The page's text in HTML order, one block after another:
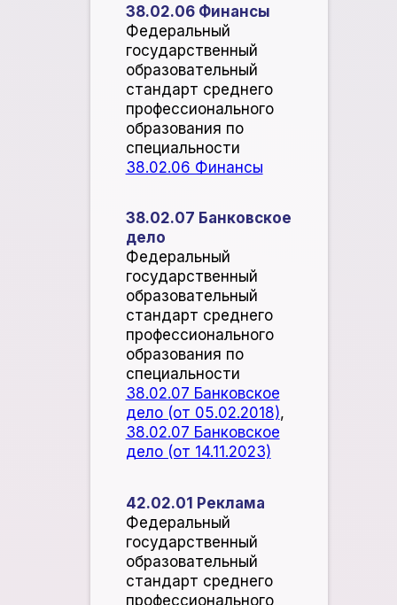
38.02.06 Финансы
Федеральный
государственный
образовательный
стандарт среднего
профессионального
образования по
специальности
38.02.06 Финансы
38.02.07 Банковское
дело
Федеральный
государственный
образовательный
стандарт среднего
профессионального
образования по
специальности
38.02.07 Банковское
дело (от 05.02.2018),
38.02.07 Банковское
дело (от 14.11.2023)
42.02.01 Реклама
​Федеральный
государственный
образовательный
стандарт среднего
профессионального